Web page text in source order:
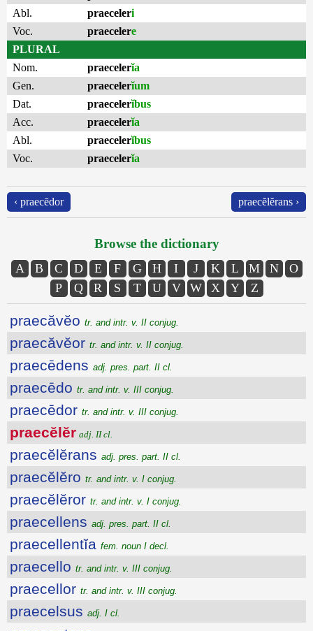
Abl.
praeceleri
Voc.
praecelere
PLURAL
Nom.
praecelerĭa
Gen.
praecelerĭum
Dat.
praecelerĭbus
Acc.
praecelerĭa
Abl.
praecelerĭbus
Voc.
praecelerĭa
‹ praecēdor praecĕlĕrans ›
Browse the dictionary
A B C D E F G H I J K L M N
O
P
Q R S T U V W X Y Z
praecăvĕo tr. and intr. v. II conjug.
praecăvĕor tr. and intr. v. II conjug.
praecēdens adj. pres. part. II cl.
praecēdo tr. and intr. v. III conjug.
praecēdor tr. and intr. v. III conjug.
praecĕlĕr adj. II cl.
praecĕlĕrans adj. pres. part. II cl.
praecĕlĕro tr. and intr. v. I conjug.
praecĕlĕror tr. and intr. v. I conjug.
praecellens adj. pres. part. II cl.
praecellentĭa fem. noun I decl.
praecello tr. and intr. v. III conjug.
praecellor tr. and intr. v. III conjug.
praecelsus adj. I cl.